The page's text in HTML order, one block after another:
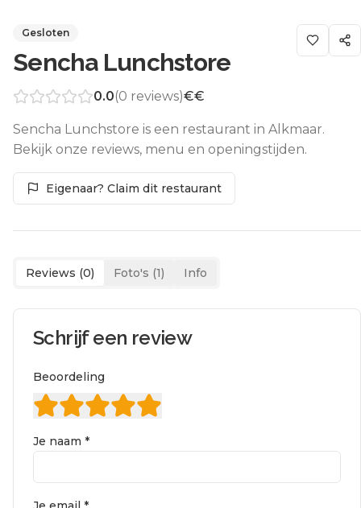
Gesloten
Sencha Lunchstore
0.0(0 reviews)€€
Sencha Lunchstore is een restaurant in Alkmaar.
Bekijk onze reviews, menu en openingstijden.
Eigenaar? Claim dit restaurant
Reviews (0) Foto's (1) Info
Schrijf een review
Beoordeling
Je naam *